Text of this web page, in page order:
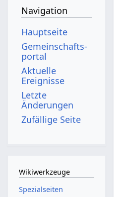
Navigation
Hauptseite
Gemeinschafts­
portal
Aktuelle
Ereignisse
Letzte
Änderungen
Zufällige Seite
Wikiwerkzeuge
Spezialseiten